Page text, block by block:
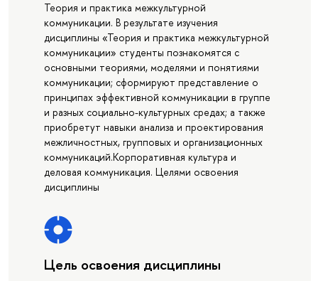
Теория и практика межкультурной
коммуникации. В результате изучения
дисциплины «Теория и практика межкультурной
коммуникации» студенты познакомятся с
основными теориями, моделями и понятиями
коммуникации; сформируют представление о
принципах эффективной коммуникации в группе
и разных социально-культурных средах; а также
приобретут навыки анализа и проектирования
межличностных, групповых и организационных
коммуникаций.Корпоративная культура и
деловая коммуникация. Целями освоения
дисциплины
Цель освоения дисциплины